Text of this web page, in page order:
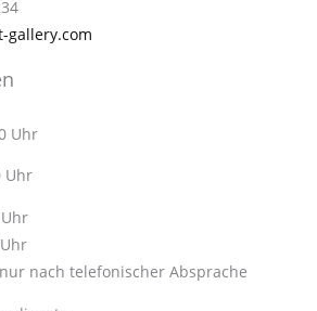
gallery.com
Uhr
Uhr
nach telefonischer Absprache